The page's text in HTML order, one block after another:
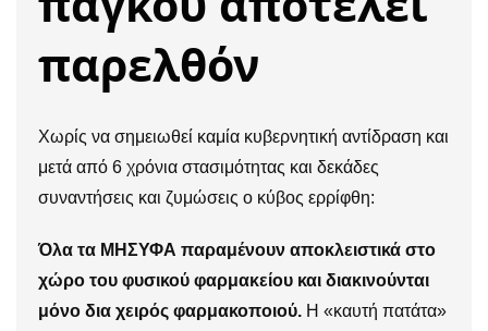
παρελθόν
Χωρίς να σημειωθεί καμία κυβερνητική αντίδραση και
μετά από 6 χρόνια στασιμότητας και δεκάδες
συναντήσεις και ζυμώσεις ο κύβος ερρίφθη:
Όλα τα ΜΗΣΥΦΑ παραμένουν αποκλειστικά στο
χώρο του φυσικού φαρμακείου και διακινούνται
μόνο δια χειρός φαρμακοποιού. Η «καυτή πατάτα»